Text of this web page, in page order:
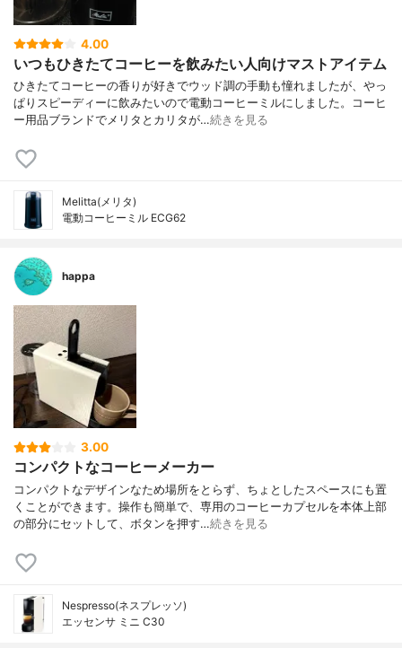
4.00
いつもひきたてコーヒーを飲みたい人向けマストアイテム
ひきたてコーヒーの香りが好きでウッド調の手動も憧れましたが、やっ
ぱりスピーディーに飲みたいので電動コーヒーミルにしました。コーヒ
ー用品ブランドでメリタとカリタが…続きを見る
Melitta(メリタ)
電動コーヒーミル ECG62
happa
3.00
コンパクトなコーヒーメーカー
コンパクトなデザインなため場所をとらず、ちょとしたスペースにも置
くことができます。操作も簡単で、専用のコーヒーカプセルを本体上部
の部分にセットして、ボタンを押す…続きを見る
Nespresso(ネスプレッソ)
エッセンサ ミニ C30